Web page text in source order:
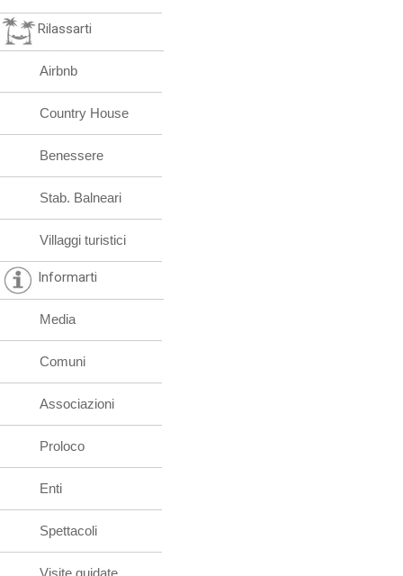
Rilassarti
Airbnb
Country House
Benessere
Stab. Balneari
Villaggi turistici
Informarti
Media
Comuni
Associazioni
Proloco
Enti
Spettacoli
Visite guidate